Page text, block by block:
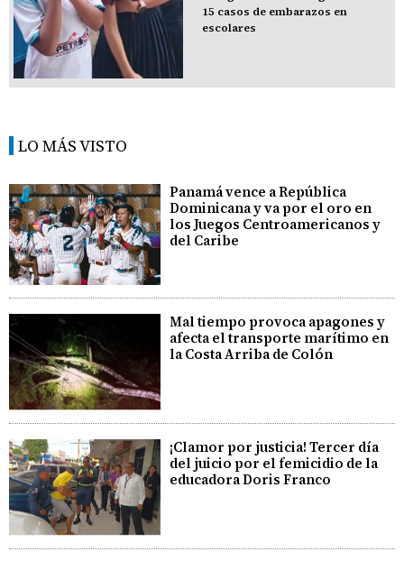
15 casos de embarazos en
escolares
LO MÁS VISTO
Panamá vence a República
Dominicana y va por el oro en
los Juegos Centroamericanos y
del Caribe
Mal tiempo provoca apagones y
afecta el transporte marítimo en
la Costa Arriba de Colón
¡Clamor por justicia! Tercer día
del juicio por el femicidio de la
educadora Doris Franco